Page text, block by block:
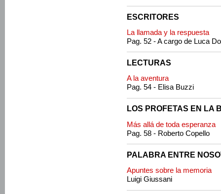
ESCRITORES
La llamada y la respuesta
Pag. 52 - A cargo de Luca
LECTURAS
A la aventura
Pag. 54 - Elisa Buzzi
LOS PROFETAS EN LA
Más allá de toda esperanza
Pag. 58 - Roberto Copello
PALABRA ENTRE
Apuntes sobre la memoria
Luigi Giussani